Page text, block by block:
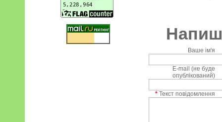
Ваше ім'я
E-mail (не буде
опублікований)
* Текст повідомлення